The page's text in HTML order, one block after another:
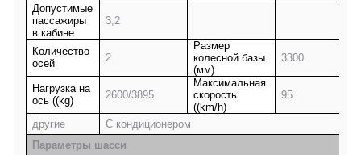
Допустимые
пассажиры
в кабине
3,2
Количество
осей
2
Размер
колесной базы
(мм)
3300
Нагрузка на
ось ((kg)
2600/3895
Максимальная
скорость
((km/h)
95
другие
С кондиционером
Параметры шасси